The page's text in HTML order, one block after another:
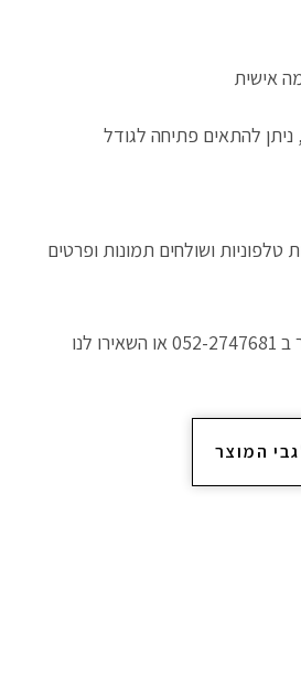
אישית
ניתן להתאים פתיחה לגודל
טלפוניות ושולחים תמונות ופרטים
מוזמנים ליצור עמנו קשר ב 052-2747681 או השאירו לנו
המוצר